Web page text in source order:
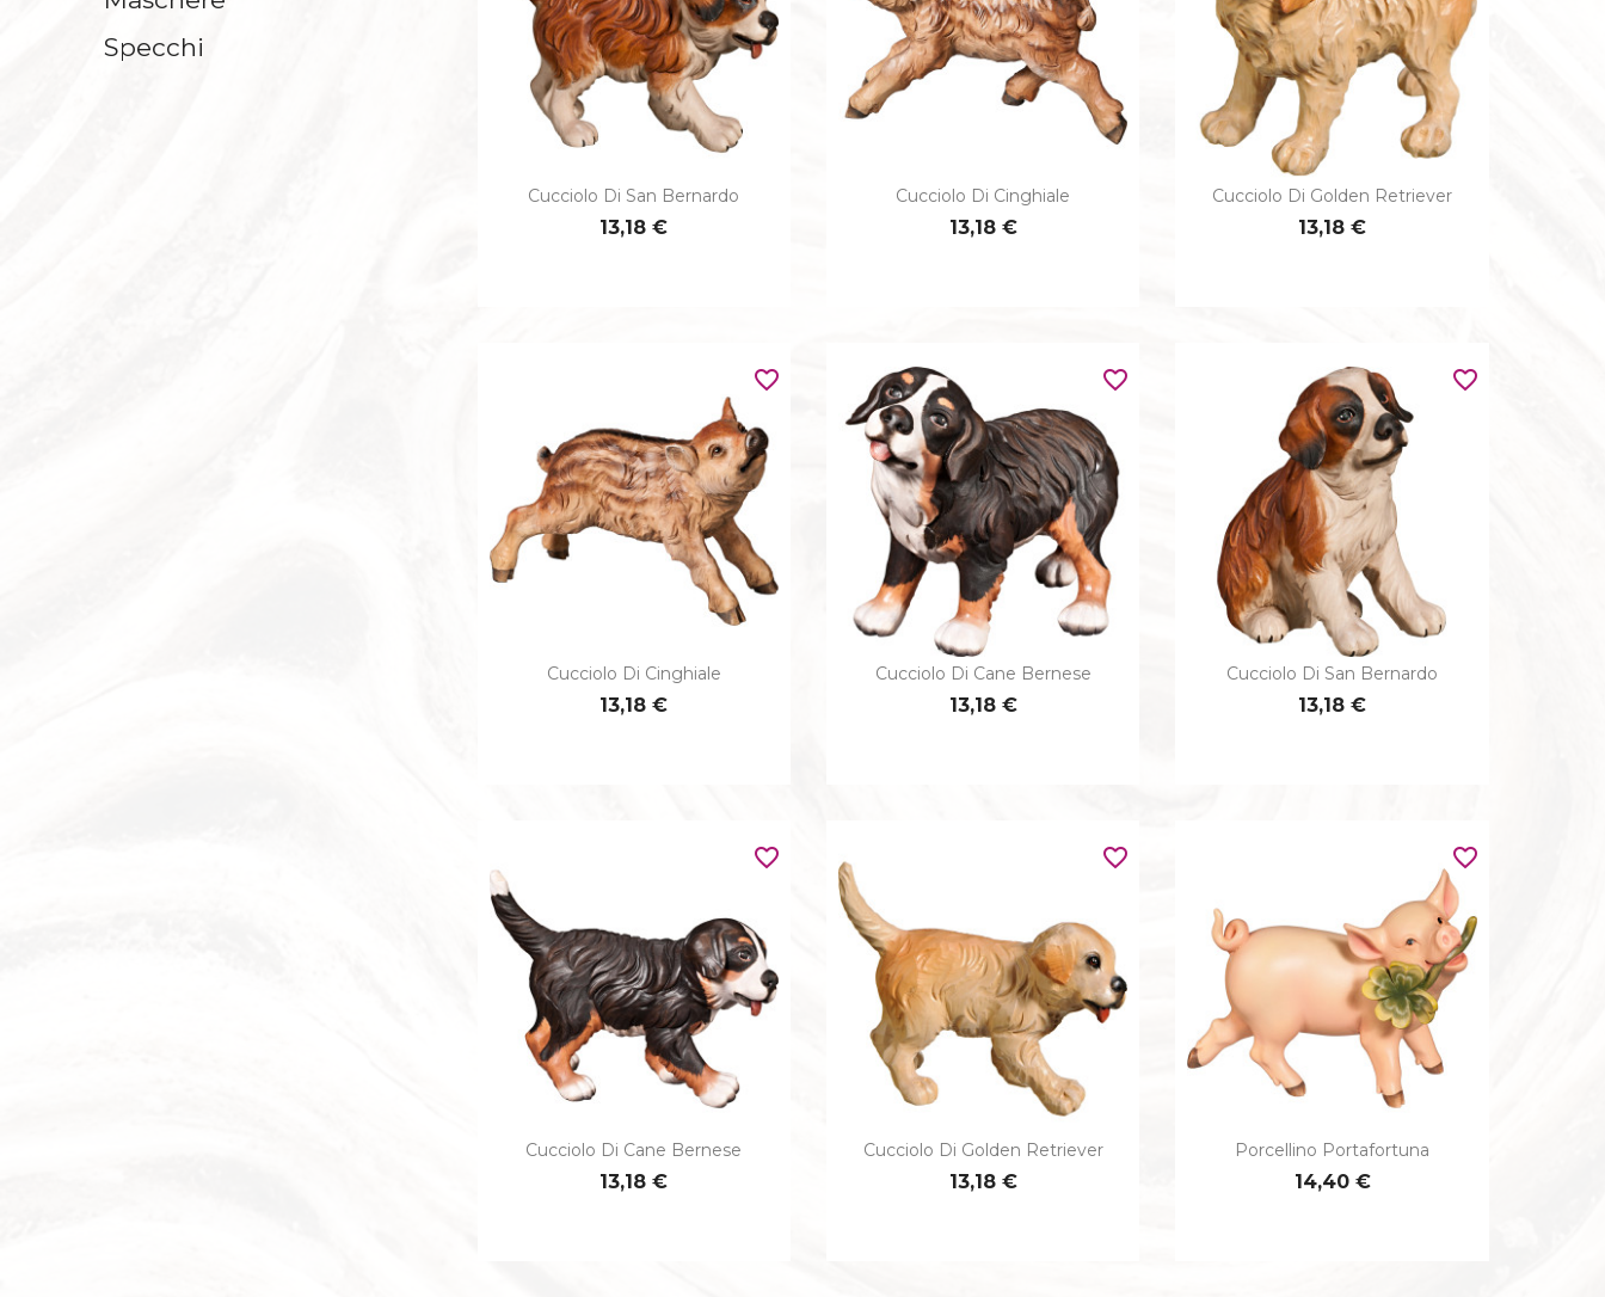
Specchi
Anteprima
Cucciolo Di San Bernardo
13,18 €
Anteprima
Cucciolo Di Cinghiale
13,18 €
Anteprima
Cucciolo Di Golden Retriever
13,18 €
Anteprima
Cucciolo Di Cinghiale
13,18 €
favorite_border
Anteprima
Cucciolo Di Cane Bernese
13,18 €
favorite_border
Anteprima
Cucciolo Di San Bernardo
13,18 €
favorite_border
 Anteprima
Cucciolo Di Cane Bernese
13,18 €
favorite_border
Anteprima
Cucciolo Di Golden Retriever
13,18 €
favorite_border
Anteprima
Porcellino Portafortuna
14,40 €
favorite_border